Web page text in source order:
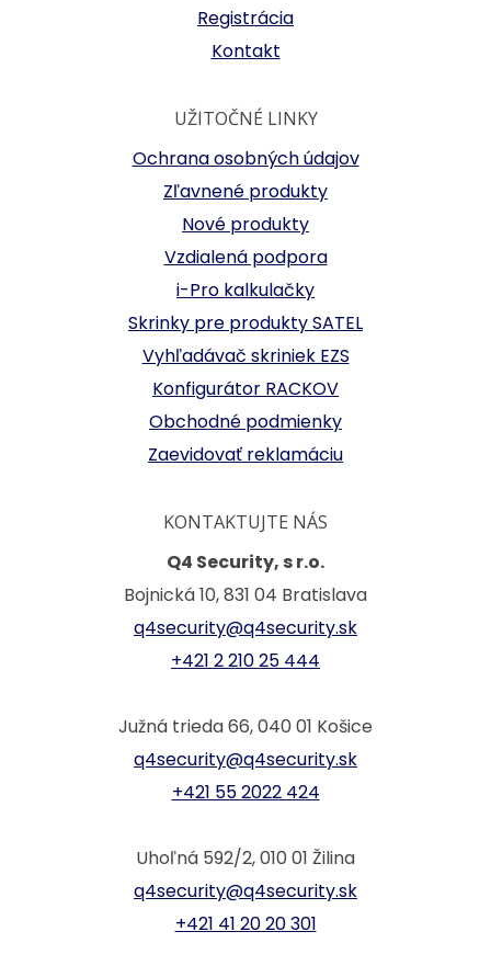
Registrácia
Kontakt
UŽITOČNÉ LINKY
Ochrana osobných údajov
Zľavnené produkty
Nové produkty
Vzdialená podpora
i-Pro kalkulačky
Skrinky pre produkty SATEL
Vyhľadávač skriniek EZS
Konfigurátor RACKOV
Obchodné podmienky
Zaevidovať reklamáciu
KONTAKTUJTE NÁS
Q4 Security, s r.o.
Bojnická 10, 831 04 Bratislava
q4security@q4security.sk
+421 2 210 25 444
Južná trieda 66, 040 01 Košice
q4security@q4security.sk
+421 55 2022 424
Uhoľná 592/2, 010 01 Žilina
q4security@q4security.sk
+421 41 20 20 301